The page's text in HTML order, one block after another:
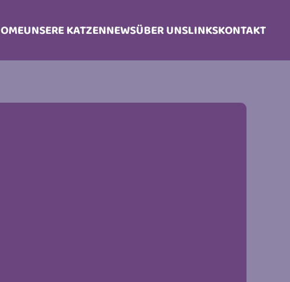
UNSERE KATZENNEWSÜBER UNSLINKSKONTAKT